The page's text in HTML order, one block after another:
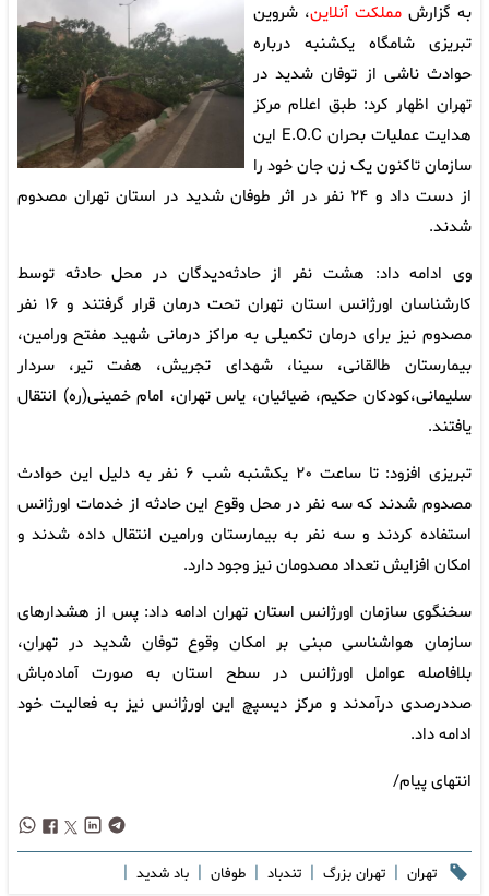
به گزارش مملکت آنلاین، شروین
تبریزی شامگاه یکشنبه درباره
حوادث ناشی از توفان شدید در
تهران اظهار کرد: طبق اعلام مرکز
هدایت عملیات بحران E.O.C این
سازمان تاکنون یک زن جان خود را
از دست داد و ٢۴ نفر در اثر طوفان شدید در استان تهران مصدوم
‌شدند.
وی ادامه داد: هشت نفر از حادثه‌دیدگان در محل حادثه توسط
کارشناسان اورژانس استان تهران تحت درمان قرار گرفتند و ١۶ نفر
مصدوم نیز برای درمان تکمیلی به مراکز درمانی شهید مفتح ورامین،
بیمارستان طالقانی، سینا، شهدای تجریش، هفت تیر، سردار
سلیمانی،کودکان حکیم، ضیائیان، یاس تهران، امام خمینی(ره) انتقال
یافتند.
تبریزی افزود: تا ساعت ۲۰ یکشنبه شب ۶ نفر به دلیل این حوادث
مصدوم شدند که سه نفر در محل وقوع این حادثه از خدمات اورژانس
استفاده کردند و سه نفر به بیمارستان ورامین انتقال داده شدند و
امکان افزایش تعداد مصدومان نیز وجود دارد.
سخنگوی سازمان اورژانس استان تهران ادامه داد: پس از هشدارهای
سازمان هواشناسی مبنی بر امکان وقوع توفان شدید در تهران،
بلافاصله عوامل اورژانس در سطح استان به صورت آماده‌باش
صددرصدی درآمدند و مرکز دیسپچ این اورژانس نیز به فعالیت خود
ادامه داد.
انتهای پیام/
تهران | تهران بزرگ | تندباد | طوفان | باد شدید |